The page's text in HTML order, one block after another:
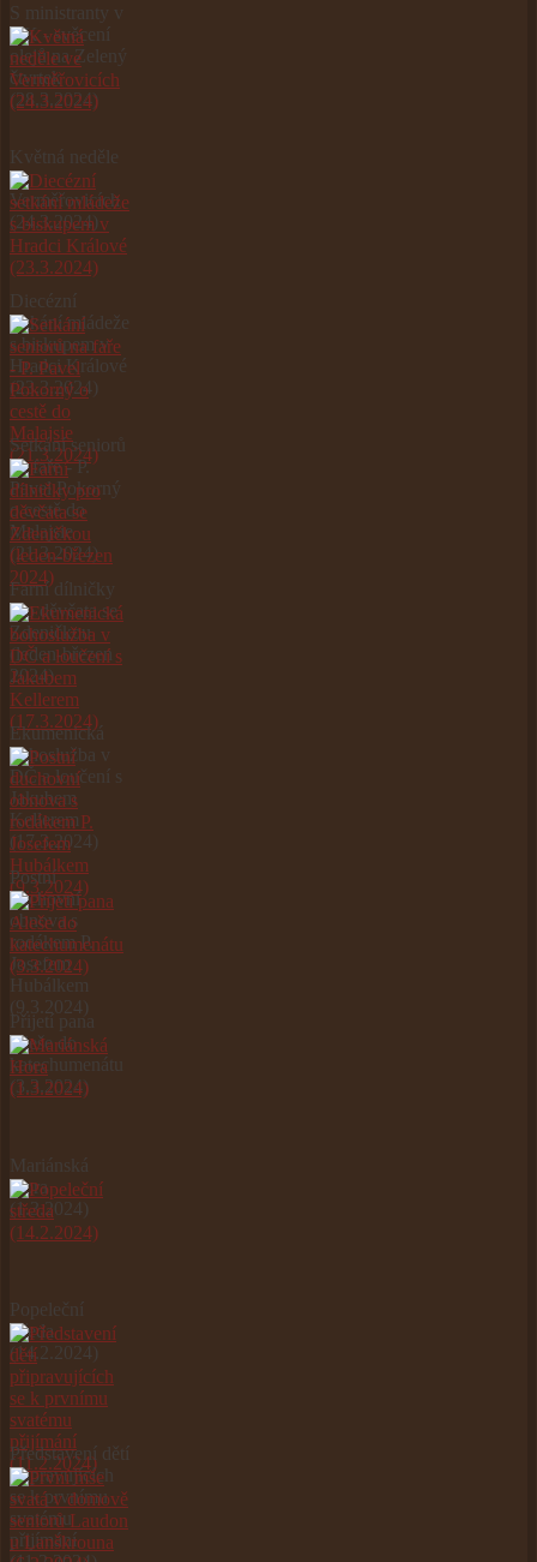
S ministranty v
HK - svěcení
olejů na Zelený
čtvrtek
(28.3.2024)
Květná neděle
ve
Verměřovicích
(24.3.2024)
Diecézní
setkání mládeže
s biskupem v
Hradci Králové
(23.3.2024)
Setkání seniorů
na faře - P.
Pavel Pokorný
o cestě do
Malajsie
(21.3.2024)
Farní dílničky
pro děvčata se
Zdeničkou
(leden-březen
2024)
Ekumenická
bohoslužba v
DČ a loučení s
Jakubem
Kellerem
(17.3.2024)
Postní
duchovní
obnova s
rodákem P.
Josefem
Hubálkem
(9.3.2024)
Přijetí pana
Aleše do
katechumenátu
(3.3.2024)
Mariánská
Hora
(1.3.2024)
Popeleční
středa
(14.2.2024)
Představení dětí
připravujících
se k prvnímu
svatému
přijímání